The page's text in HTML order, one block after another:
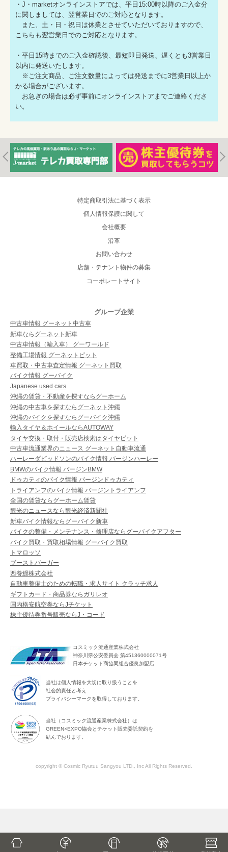
・J・marketオンラインストアでは、平日15:00時以降のご入金分
に関しましては、翌営業日でのご対応となります。
また、土・日・祝日は休業とさせていただいておりますので、
こちらも翌営業日でのご対応となります。
・平日15時までのご入金確認後、最短即日発送、遅くとも3営業日
以内に発送いたします。
※ご注文商品、ご注文数量によっては発送までに3営業日以上か
かる場合がございます。
お急ぎの場合は必ず事前にオンラインストアまでご連絡くださ
い。
特定商取引法に基づく表示
個人情報保護に関して
会社概要
沿革
お問い合わせ
店舗・テナント物件の募集
コーポレートサイト
グループ企業
中古車情報 グーネット中古車
新車ならグーネット新車
中古車情報（輸入車） グーワールド
整備工場情報 グーネットピット
車買取・中古車査定情報 グーネット買取
バイク情報 グーバイク
Japanese used cars
沖縄の賃貸・不動産を探すならグーホーム
沖縄の中古車を探すならグーネット沖縄
沖縄のバイクを探すならグーバイク沖縄
輸入タイヤ＆ホイールならAUTOWAY
タイヤ交換・取付・販売店検索はタイヤピット
中古車流通業界のニュース グーネット自動車流通
ハーレーダビッドソンのバイク情報 バージンハーレー
BMWのバイク情報 バージンBMW
ドゥカティのバイク情報 バージンドゥカティ
トライアンフのバイク情報 バージントライアンフ
全国の賃貸ならグーホーム賃貸
観光のニュースなら観光経済新聞社
新車バイク情報ならグーバイク新車
バイクの整備・メンテナンス・修理店ならグーバイクアフター
バイク買取・買取相場情報 グーバイク買取
トマロッソ
ブーストバーガー
西養鰻株式会社
自動車整備士のための転職・求人サイト クラッチ求人
ギフトカード・商品券ならガリレオ
国内格安航空券ならJチケット
株主優待券番号販売ならJ・コード
コスミック流通産業株式会社
神奈川県公安委員会 第451360000071号
日本チケット商協同組合優良加盟店
当社は個人情報を大切に取り扱うことを
社会的責任と考え
プライバシーマークを取得しております。
当社（コスミック流通産業株式会社）は
GREEN×EXPO協会とチケット販売委託契約を
結んでおります。
copyright © Cosmic Ryutuu Sangyou LTD., Inc All Rights Reserved.